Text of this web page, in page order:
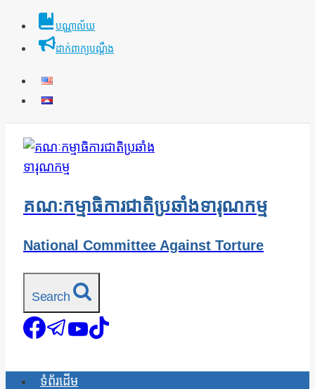
Skip
បណ្ណាល័យ
ដាក់ពាក្យបណ្ដឹង
គណៈកម្មាធិការជាតិប្រឆាំងទារុណកម្ម
National Committee Against Torture
Search
ទំព័រដើម